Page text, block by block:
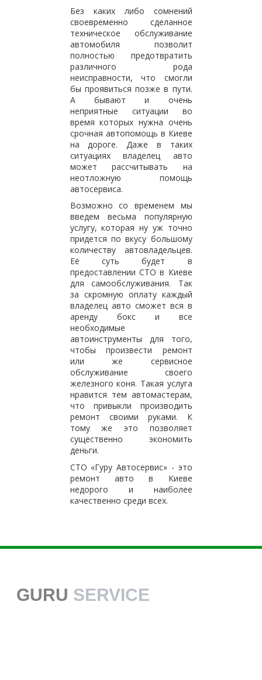
Без каких либо сомнений
своевременно сделанное
техническое обслуживание
автомобиля позволит
полностью предотвратить
различного рода
неисправности, что смогли
бы проявиться позже в пути.
А бывают и очень
неприятные ситуации во
время которых нужна очень
срочная автопомощь в Киеве
на дороге. Даже в таких
ситуациях владелец авто
может рассчитывать на
неотложную помощь
автосервиса.
Возможно со временем мы
введем весьма популярную
услугу, которая ну уж точно
придется по вкусу большому
количеству автовладельцев.
Её суть будет в
предоставлении СТО в Киеве
для самообслуживания. Так
за скромную оплату каждый
владелец авто сможет вся в
аренду бокс и все
необходимые
автоинструменты для того,
чтобы произвести ремонт
или же сервисное
обслуживание своего
железного коня. Такая услуга
нравится тем автомастерам,
что привыкли производить
ремонт своими руками. К
тому же это позволяет
существенно экономить
деньги.
СТО «Гуру Автосервис» - это
ремонт авто в Киеве
недорого и наиболее
качественно среди всех.
GURU SERVICE